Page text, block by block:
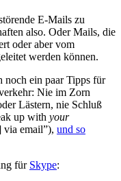
E-Mails zu
also. Oder Mails, die
oder aber vom
werden können.
noch ein paar Tipps für
Nie im Zorn
Lästern, nie Schluß
up with your
via email”), und so
für Skype: